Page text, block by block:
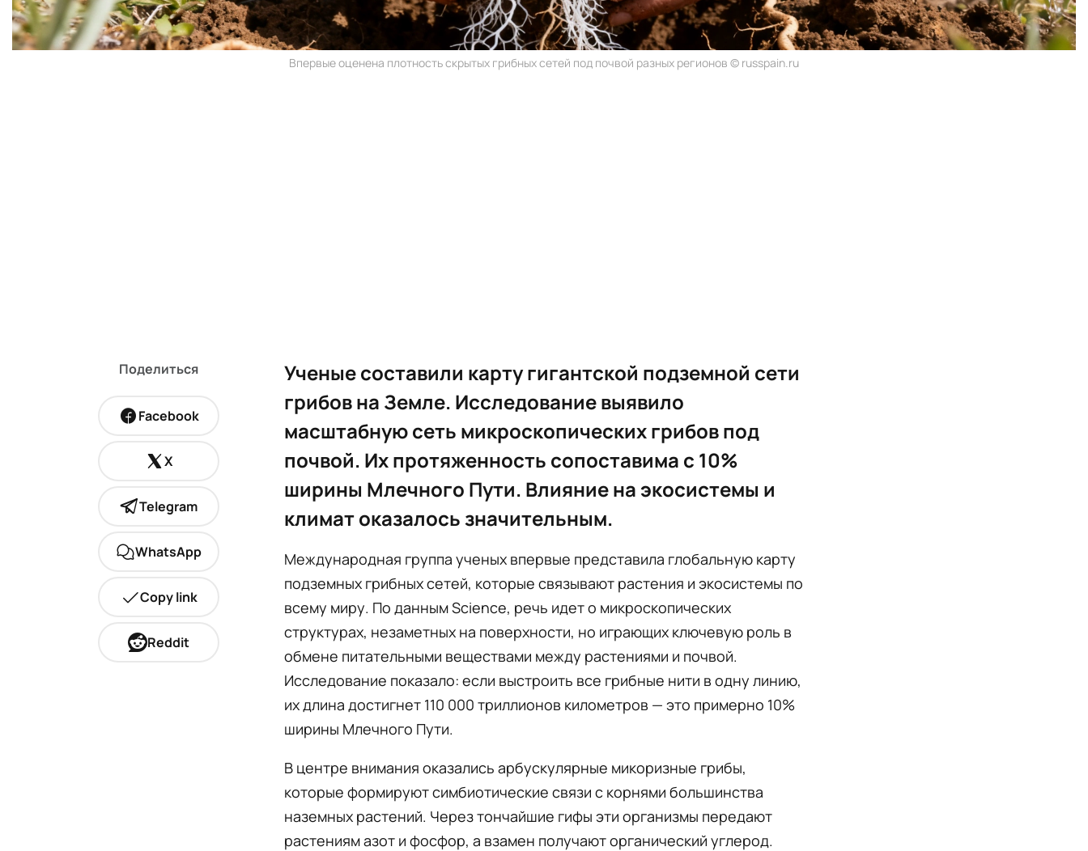
Впервые оценена плотность скрытых грибных сетей под почвой разных регионов © russpain.ru
Поделиться
Facebook
X
Telegram
WhatsApp
Copy link
Reddit
Ученые составили карту гигантской подземной сети
грибов на Земле. Исследование выявило
масштабную сеть микроскопических грибов под
почвой. Их протяженность сопоставима с 10%
ширины Млечного Пути. Влияние на экосистемы и
климат оказалось значительным.
Международная группа ученых впервые представила глобальную карту
подземных грибных сетей, которые связывают растения и экосистемы по
всему миру. По данным Science, речь идет о микроскопических
структурах, незаметных на поверхности, но играющих ключевую роль в
обмене питательными веществами между растениями и почвой.
Исследование показало: если выстроить все грибные нити в одну линию,
их длина достигнет 110 000 триллионов километров — это примерно 10%
ширины Млечного Пути.
В центре внимания оказались арбускулярные микоризные грибы,
которые формируют симбиотические связи с корнями большинства
наземных растений. Через тончайшие гифы эти организмы передают
растениям азот и фосфор, а взамен получают органический углерод.